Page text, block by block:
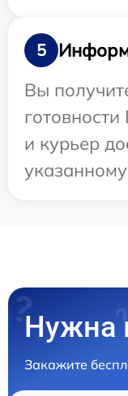
5
Вы
и курьер
Нужна
Закажите